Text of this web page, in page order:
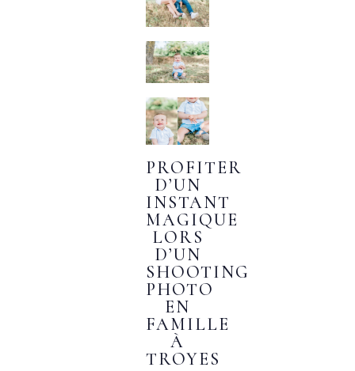
PROFITER
D’UN
INSTANT
MAGIQUE
LORS
D’UN
SHOOTING
PHOTO
EN
FAMILLE
À
TROYES